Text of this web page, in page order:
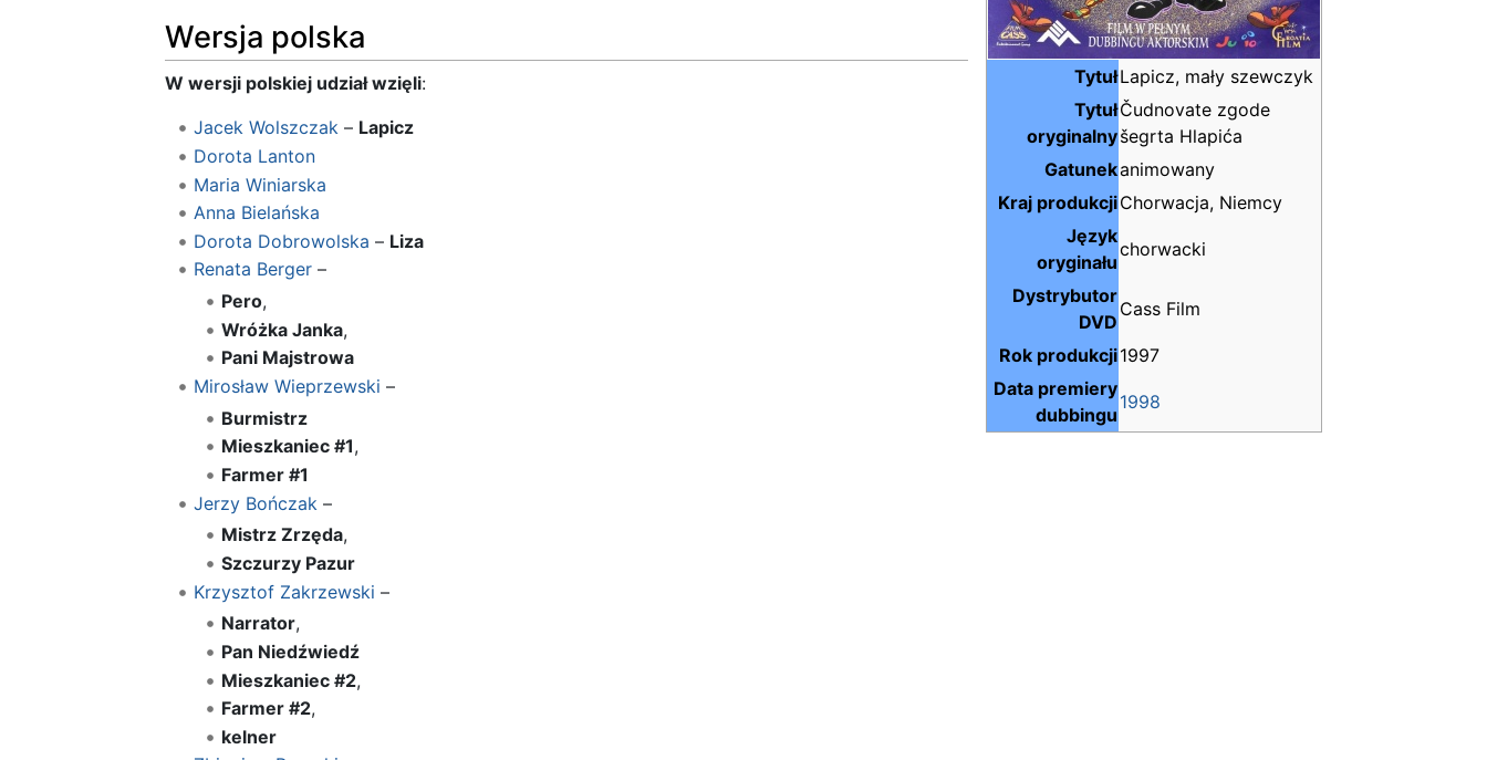
TytułLapicz, mały szewczyk
Tytuł
oryginalny
Čudnovate zgode
šegrta Hlapića
Gatunekanimowany
Kraj produkcjiChorwacja, Niemcy
Język
oryginału
chorwacki
Dystrybutor
DVD
Cass Film
Rok produkcji1997
Data premiery
dubbingu
1998
Wersja polska
W wersji polskiej udział wzięli:
Jacek Wolszczak– Lapicz
Dorota Lanton
Maria Winiarska
Anna Bielańska
Dorota Dobrowolska – Liza
Renata Berger–
Pero,
Wróżka Janka,
Pani Majstrowa
Mirosław Wieprzewski –
Burmistrz
Mieszkaniec #1,
Farmer #1
Jerzy Bończak –
Mistrz Zrzęda,
Szczurzy Pazur
Krzysztof Zakrzewski –
Narrator,
Pan Niedźwiedź
Mieszkaniec #2,
Farmer #2,
kelner